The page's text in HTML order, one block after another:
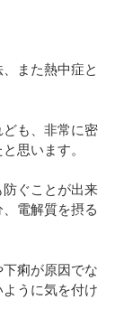
また熱中症と
も、非常に密
思います。
ぐことが出来
電解質を摂る
痢が原因でな
うに気を付け